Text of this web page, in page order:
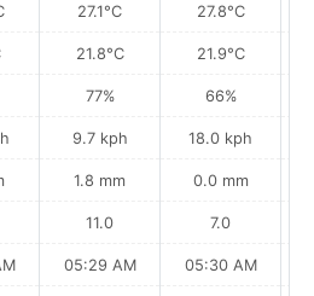
27.1°C
21.8°C
77%
9.7 kph
1.8 mm
11.0
05:29 AM
27.8°C
21.9°C
66%
18.0 kph
0.0 mm
7.0
05:30 AM